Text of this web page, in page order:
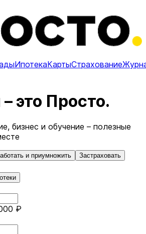
ИпотекаКартыСтрахование
это Просто.
бизнес и обучение – полезные
и приумножить
Застраховать
₽